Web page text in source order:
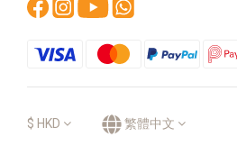
$ HKD 繁體中文